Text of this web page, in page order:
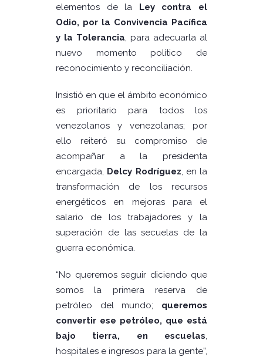
elementos de la Ley contra el
Odio, por la Convivencia Pacífica
y la Tolerancia, para adecuarla al
nuevo momento político de
reconocimiento y reconciliación.
Insistió en que el ámbito económico
es prioritario para todos los
venezolanos y venezolanas; por
ello reiteró su compromiso de
acompañar a la presidenta
encargada, Delcy Rodríguez, en la
transformación de los recursos
energéticos en mejoras para el
salario de los trabajadores y la
superación de las secuelas de la
guerra económica.
“No queremos seguir diciendo que
somos la primera reserva de
petróleo del mundo; queremos
convertir ese petróleo, que está
bajo tierra, en escuelas,
hospitales e ingresos para la gente”,